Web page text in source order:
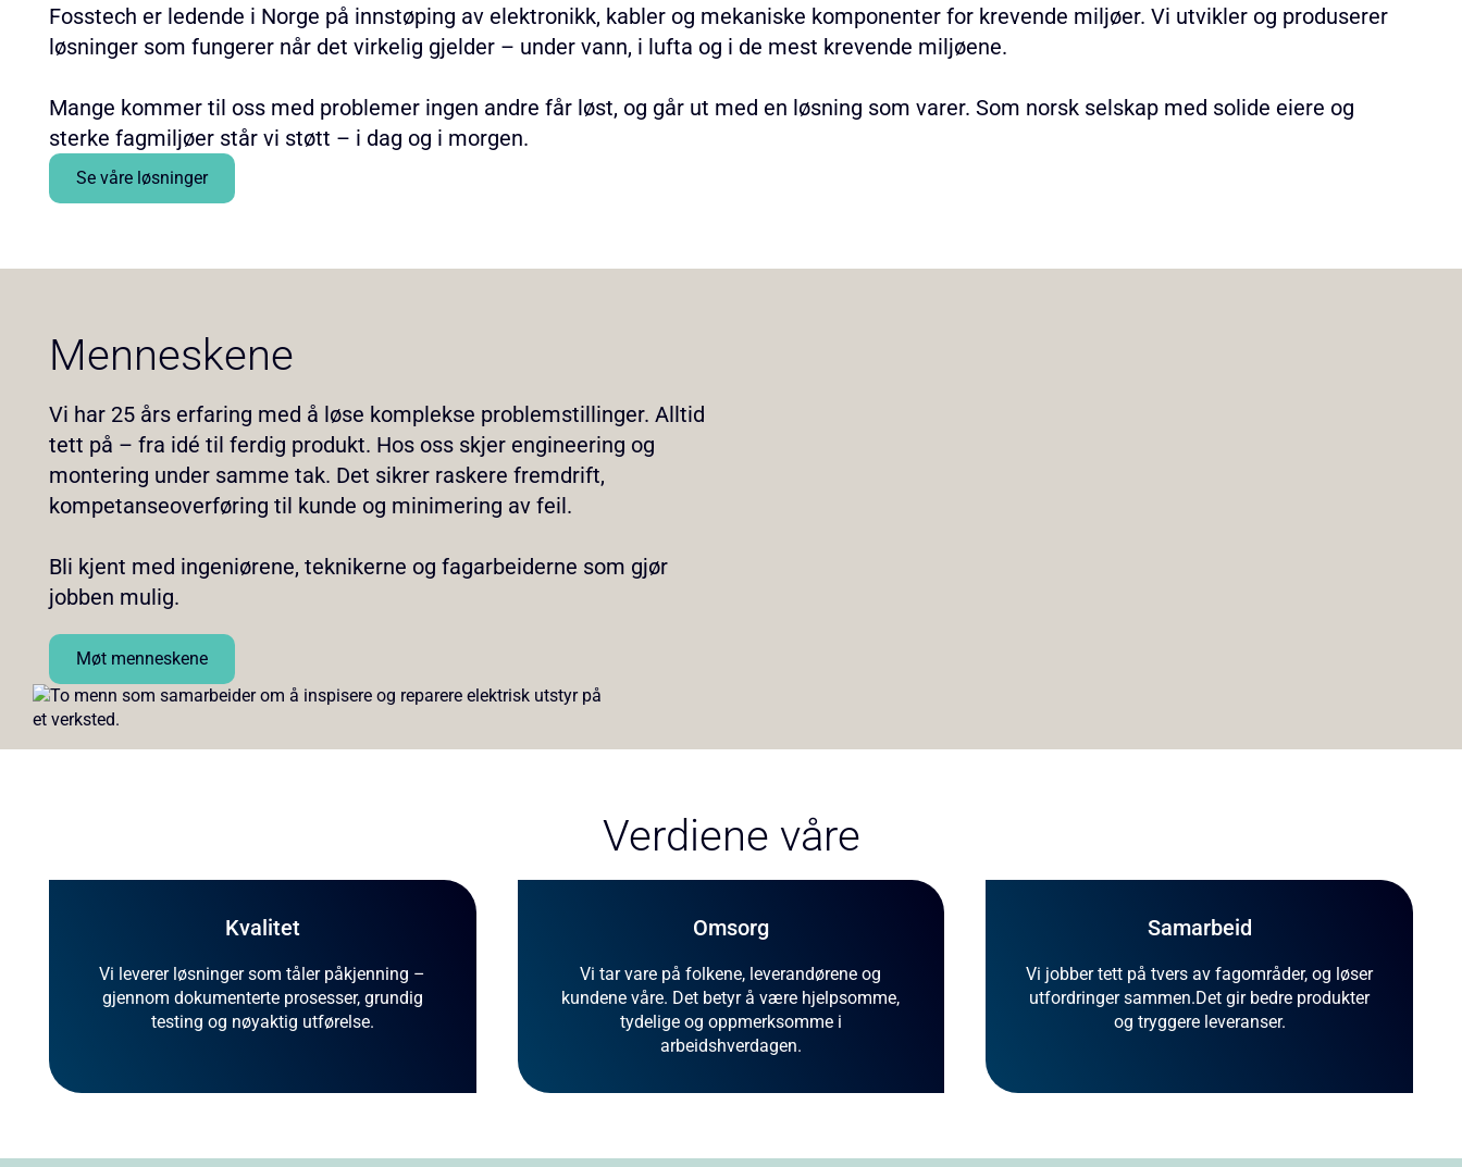
Fosstech er ledende i Norge på innstøping av elektronikk, kabler og mekaniske komponenter for krevende miljøer. Vi utvikler og produserer
løsninger som fungerer når det virkelig gjelder – under vann, i lufta og i de mest krevende miljøene.
Mange kommer til oss med problemer ingen andre får løst, og går ut med en løsning som varer. Som norsk selskap med solide eiere og
sterke fagmiljøer står vi støtt – i dag og i morgen.
Se våre løsninger
Menneskene
Vi har 25 års erfaring med å løse komplekse problemstillinger. Alltid
tett på – fra idé til ferdig produkt. Hos oss skjer engineering og
montering under samme tak. Det sikrer raskere fremdrift,
kompetanseoverføring til kunde og minimering av feil.
Bli kjent med ingeniørene, teknikerne og fagarbeiderne som gjør
jobben mulig.
Møt menneskene
Verdiene våre
Kvalitet
Vi leverer løsninger som tåler påkjenning –
gjennom dokumenterte prosesser, grundig
testing og nøyaktig utførelse.
Omsorg
Vi tar vare på folkene, leverandørene og
kundene våre. Det betyr å være hjelpsomme,
tydelige og oppmerksomme i
arbeidshverdagen.
Samarbeid
Vi jobber tett på tvers av fagområder, og løser
utfordringer sammen.Det gir bedre produkter
og tryggere leveranser.